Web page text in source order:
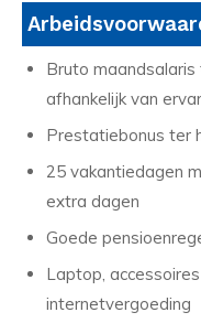
Bruto
afhankelijk van
Prestatiebonus ter
25 vakantiedagen
extra dagen
Goede
Laptop,
internetvergoeding